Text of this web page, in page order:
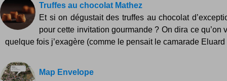
Truffes au chocolat Mathez
Et si on dégustait des truffes au chocolat
pour cette invitation gourmande ? On dira ce qu’on
quelque fois j’exagère (comme le pensait le camarade Eluard
Map Envelope